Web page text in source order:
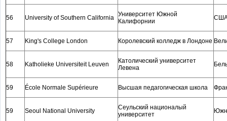
56 University of Southern California Университет Южной
Калифорнии
57 King's College London Королевский колледж в Лондоне
58 Katholieke Universiteit Leuven
Католический университет
Левена
59 École Normale Supérieure Высшая педагогическая школа
59 Seoul National University
Сеульский националый
университет